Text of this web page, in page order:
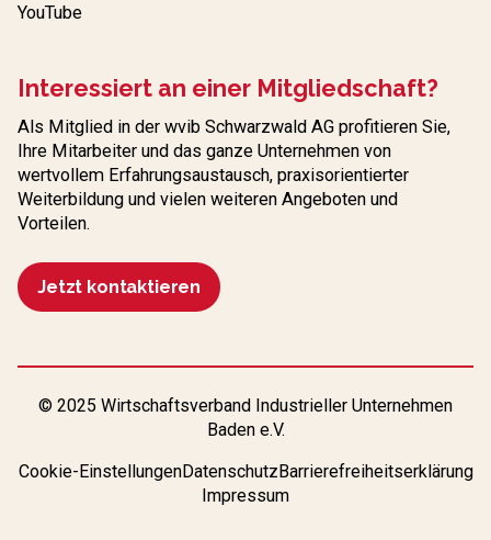
YouTube
Interessiert an einer Mitgliedschaft?
Als Mitglied in der wvib Schwarzwald AG profitieren Sie,
Ihre Mitarbeiter und das ganze Unternehmen von
wertvollem Erfahrungs­austausch, praxisorientierter
Weiterbildung und vielen weiteren Angeboten und
Vorteilen.
Jetzt kontaktieren
© 2025 Wirtschaftsverband Industrieller Unternehmen
Baden e.V.
Cookie-EinstellungenDatenschutz Barrierefreiheitserklärung
Impressum